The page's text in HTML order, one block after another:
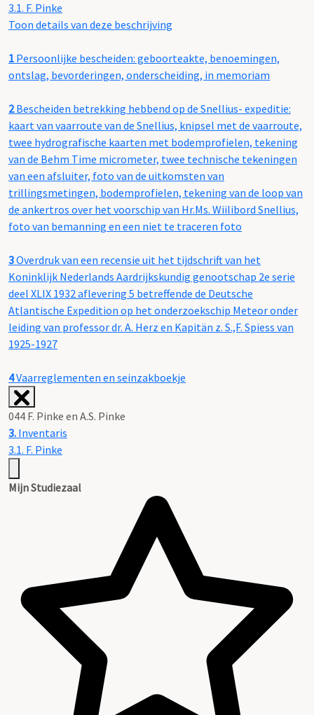
3.1. F. Pinke
Toon details van deze beschrijving
1 Persoonlijke bescheiden: geboorteakte, benoemingen,
ontslag, bevorderingen, onderscheiding, in memoriam
2Bescheiden betrekking hebbend op de Snellius- expeditie:
kaart van vaarroute van de Snellius, knipsel met de vaarroute,
twee hydrografische kaarten met bodemprofielen, tekening
van de Behm Time micrometer, twee technische tekeningen
van een afsluiter, foto van de uitkomsten van
trillingsmetingen, bodemprofielen, tekening van de loop van
de ankertros over het voorschip van Hr.Ms. Wiilibord Snellius,
foto van bemanning en een niet te traceren foto
3Overdruk van een recensie uit het tijdschrift van het
Koninklijk Nederlands Aardrijkskundig genootschap 2e serie
deel XLIX 1932 aflevering 5 betreffende de Deutsche
Atlantische Expedition op het onderzoekschip Meteor onder
leiding van professor dr. A. Herz en Kapitän z. S.,F. Spiess van
1925-1927
4Vaarreglementen en seinzakboekje
044 F. Pinke en A.S. Pinke
3. Inventaris
3.1. F. Pinke
Mijn Studiezaal